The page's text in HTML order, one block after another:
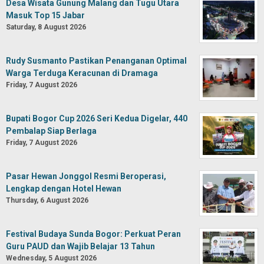
Desa Wisata Gunung Malang dan Tugu Utara
Masuk Top 15 Jabar
Saturday, 8 August 2026
Rudy Susmanto Pastikan Penanganan Optimal
Warga Terduga Keracunan di Dramaga
Friday, 7 August 2026
Bupati Bogor Cup 2026 Seri Kedua Digelar, 440
Pembalap Siap Berlaga
Friday, 7 August 2026
Pasar Hewan Jonggol Resmi Beroperasi,
Lengkap dengan Hotel Hewan
Thursday, 6 August 2026
Festival Budaya Sunda Bogor: Perkuat Peran
Guru PAUD dan Wajib Belajar 13 Tahun
Wednesday, 5 August 2026